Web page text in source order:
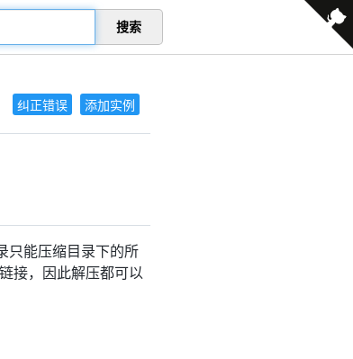
搜索
纠正错误 添加实例
只能压缩目录下的所
接，因此解压都可以